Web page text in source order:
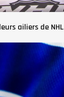
ailiers de NHL